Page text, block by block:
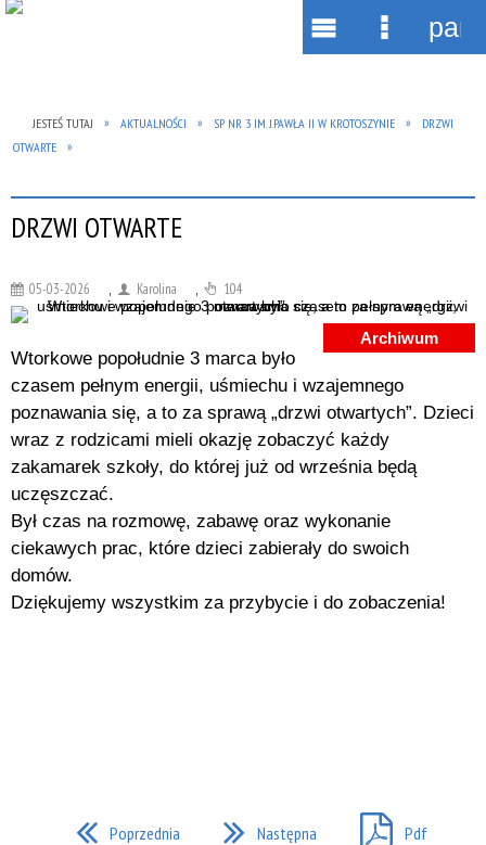
JESTEŚ TUTAJ AKTUALNOŚCI SP NR 3 IM. J.PAWŁA II W KROTOSZYNIE
DRZWI
OTWARTE
DRZWI OTWARTE
05-03-2026 Karolina 104
Archiwum
Wtorkowe popołudnie 3 marca było
czasem pełnym energii, uśmiechu i wzajemnego
poznawania się, a to za sprawą „drzwi otwartych”. Dzieci
wraz z rodzicami mieli okazję zobaczyć każdy
zakamarek szkoły, do której już od września będą
uczęszczać.
Był czas na rozmowę, zabawę oraz wykonanie
ciekawych prac, które dzieci zabierały do swoich
domów.
Dziękujemy wszystkim za przybycie i do zobaczenia!
Poprzednia Następna Pdf
Wyszukiwarka
Narzędzia
MenuMenu